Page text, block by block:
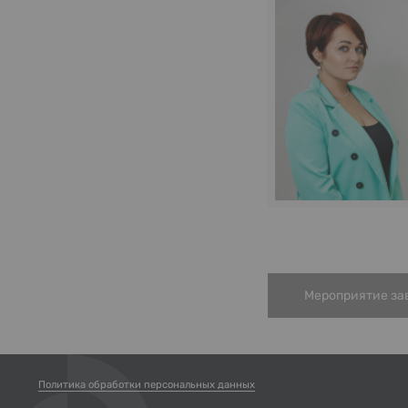
Мероприятие
Политика обработки персональных данных